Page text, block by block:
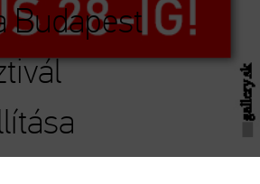
Budapest